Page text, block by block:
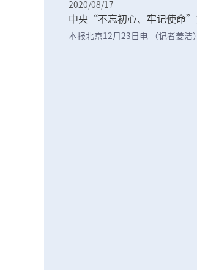
2020/08/17
中央“不忘初心、牢记使命”
本报北京12月23日电 （记者姜